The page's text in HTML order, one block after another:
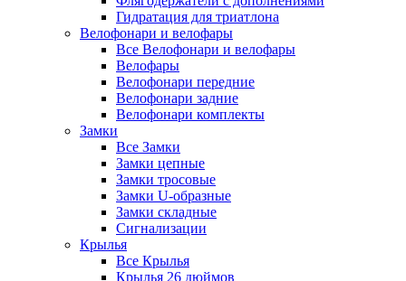
Гидратация для триатлона
Велофонари и велофары
Все Велофонари и велофары
Велофары
Велофонари передние
Велофонари задние
Велофонари комплекты
Замки
Все Замки
Замки цепные
Замки тросовые
Замки U-образные
Замки складные
Сигнализации
Крылья
Все Крылья
Крылья 26 дюймов